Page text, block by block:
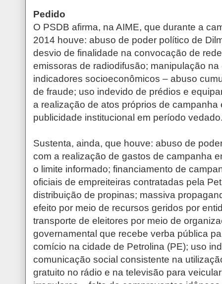
Pedido
O PSDB afirma, na AIME, que durante a
2014 houve: abuso de poder político de
desvio de finalidade na convocação de
emissoras de radiodifusão; manipulação
indicadores socioeconômicos – abuso
de fraude; uso indevido de prédios e
a realização de atos próprios de campanha
publicidade institucional em período
Sustenta, ainda, que houve: abuso de
com a realização de gastos de campanha
o limite informado; financiamento de
oficiais de empreiteiras contratadas pela
distribuição de propinas; massiva
efeito por meio de recursos geridos por
transporte de eleitores por meio de
governamental que recebe verba pública
comício na cidade de Petrolina (PE); uso
comunicação social consistente na
gratuito no rádio e na televisão para